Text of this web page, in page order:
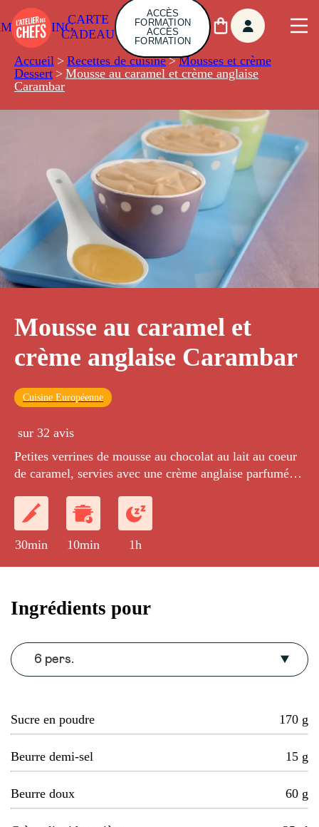
CARTE
CADEAU
ACCÈS
FORMATION
ACCÈS
FORMATION
Accueil > Recettes de cuisine > Mousses et crème
Dessert > Mousse au caramel et crème anglaise
Carambar
Mousse au caramel et
crème anglaise Carambar
Cuisine Européenne
sur 32 avis
Petites verrines de mousse au chocolat au lait au coeur
de caramel, servies avec une crème anglaise parfumée
30min 10min 1h
Ingrédients pour
6 pers.
Sucre en poudre 170 g
Beurre demi-sel 15 g
Beurre doux 60 g